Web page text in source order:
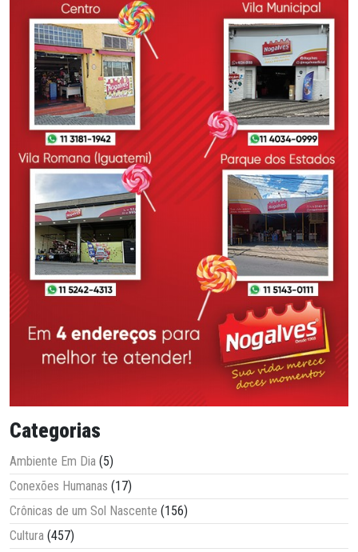
Categorias
Ambiente Em Dia (5)
Conexões Humanas (17)
Crônicas de um Sol Nascente (156)
Cultura (457)